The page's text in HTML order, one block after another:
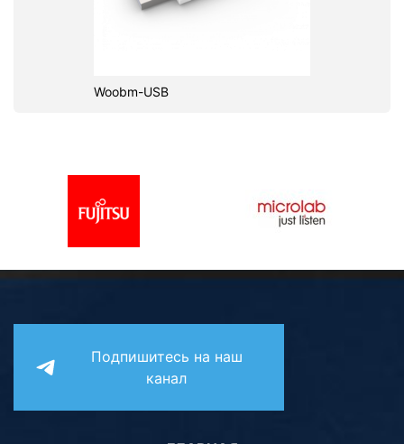
Woobm-USB
Подпишитесь на наш
канал